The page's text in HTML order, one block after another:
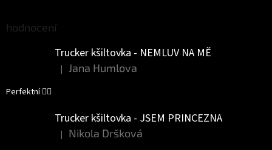
hodnocení
Trucker kšiltovka - NEMLUV NA MĚ
Hodnocení produktu je 5 z 5 hvězdiček.
| Jana Humlova
Perfektní 👌🏻
Trucker kšiltovka - JSEM PRINCEZNA
Hodnocení produktu je 5 z 5 hvězdiček.
| Nikola Dršková